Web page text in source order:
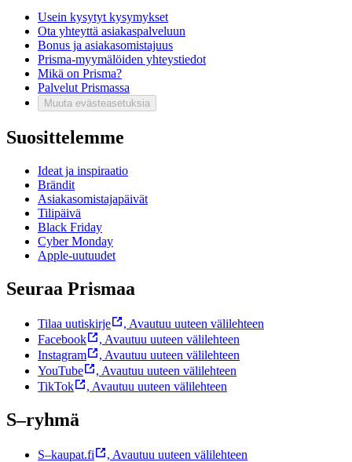
Usein kysytyt kysymykset
Ota yhteyttä asiakaspalveluun
Bonus ja asiakasomistajuus
Prisma-myymälöiden yhteystiedot
Mikä on Prisma?
Palvelut Prismassa
Muuta evästeasetuksia
Suosittelemme
Ideat ja inspiraatio
Brändit
Asiakasomistajapäivät
Tilipäivä
Black Friday
Cyber Monday
Apple-uutuudet
Seuraa Prismaa
Tilaa uutiskirje , Avautuu uuteen välilehteen
Facebook
, Avautuu uuteen välilehteen
Instagram
, Avautuu uuteen välilehteen
YouTube
, Avautuu uuteen välilehteen
TikTok
, Avautuu uuteen välilehteen
S–ryhmä
S–kaupat.fi , Avautuu uuteen välilehteen